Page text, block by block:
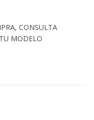
CONSULTA
MODELO